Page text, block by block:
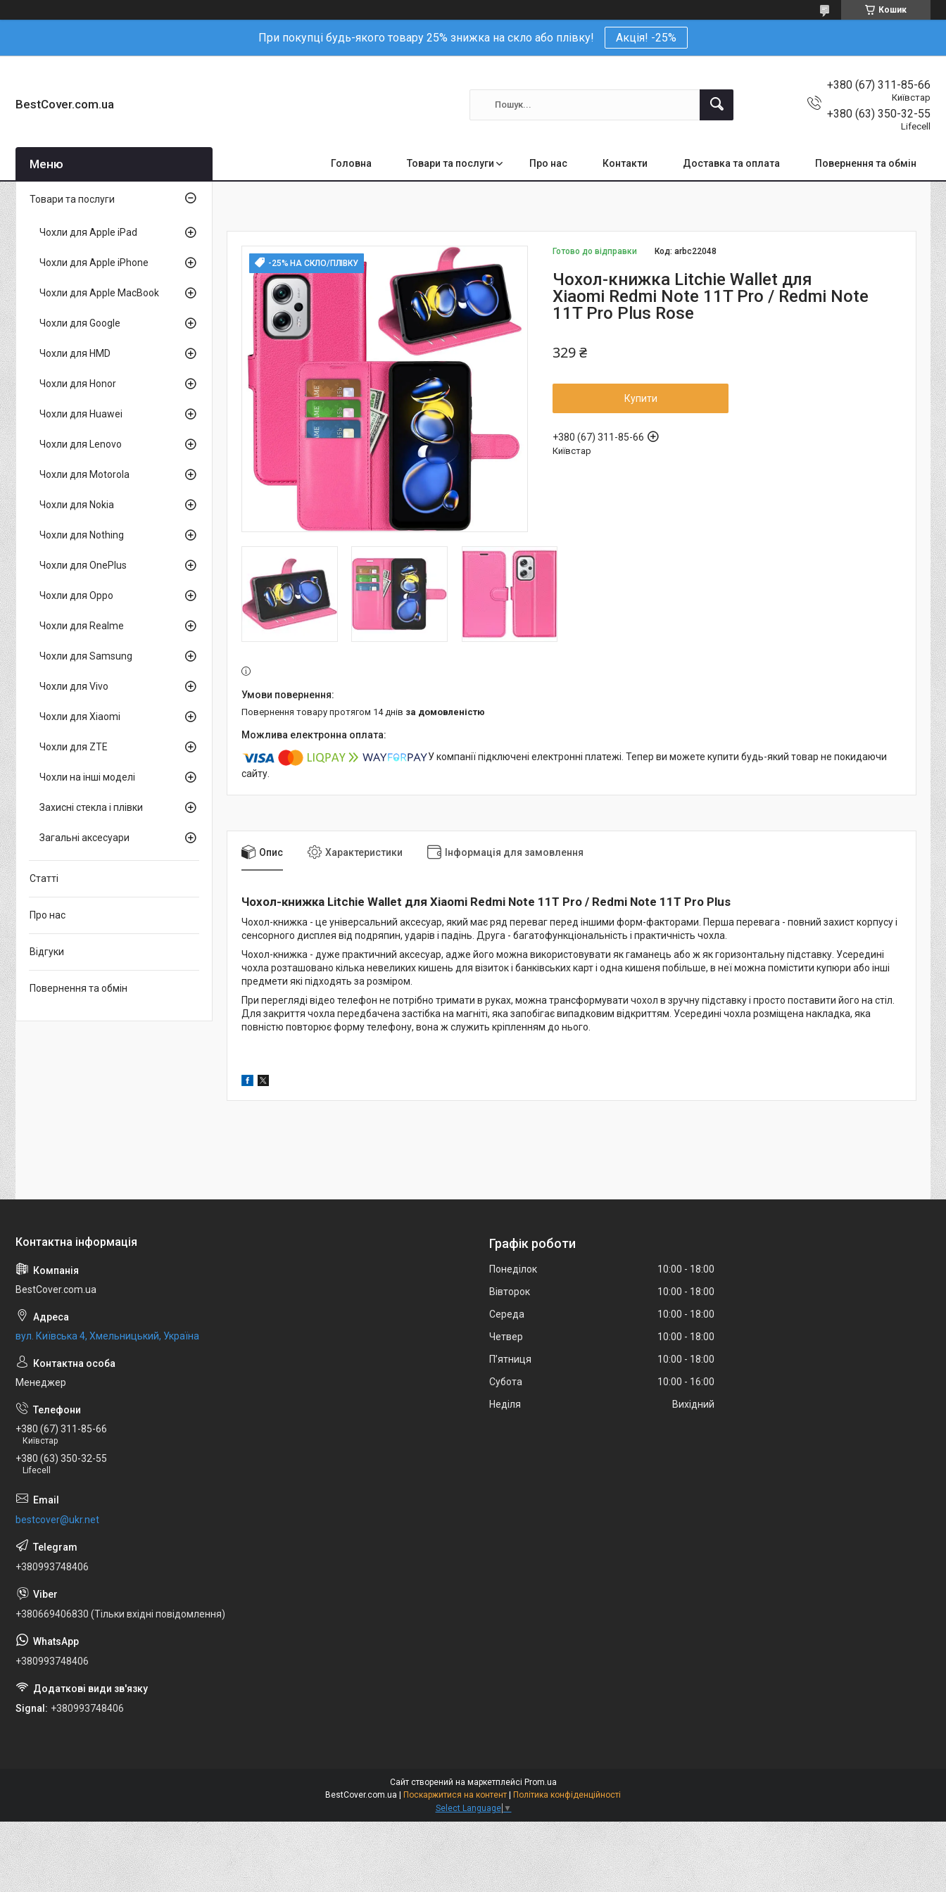
Кошик
При покупці будь-якого товару 25% знижка на скло або плівку! Акція! -25%
BestCover.com.ua
+380 (67) 311-85-66
Київстар
+380 (63) 350-32-55
Lifecell
Головна Товари та послуги Про нас Контакти Доставка та оплата Повернення та обмін
-25% НА СКЛО/ПЛІВКУ
Готово до відправки Код:arbc22048
Чохол-книжка Litchie Wallet для
Xiaomi Redmi Note 11T Pro / Redmi Note
11T Pro Plus Rose
329 ₴
Купити
+380 (67) 311-85-66
Київстар
повернення товару протягом 14 днів за домовленістю
У компанії підключені електронні платежі. Тепер ви можете купити будь-який товар не покидаючи
сайту.
Опис Характеристики Інформація для замовлення
Чохол-книжка Litchie Wallet для Xiaomi Redmi Note 11T Pro / Redmi Note 11T Pro Plus
Чохол-книжка - це універсальний аксесуар, який має ряд переваг перед іншими форм-факторами. Перша перевага - повний захист корпусу і
сенсорного дисплея від подряпин, ударів і падінь. Друга - багатофункціональність і практичність чохла.
Чохол-книжка - дуже практичний аксесуар, адже його можна використовувати як гаманець або ж як горизонтальну підставку. Усередині
чохла розташовано кілька невеликих кишень для візиток і банківських карт і одна кишеня побільше, в неї можна помістити купюри або інші
предмети які підходять за розміром.
При перегляді відео телефон не потрібно тримати в руках, можна трансформувати чохол в зручну підставку і просто поставити його на стіл.
Для закриття чохла передбачена застібка на магніті, яка запобігає випадковим відкриттям. Усередині чохла розміщена накладка, яка
повністю повторює форму телефону, вона ж служить кріпленням до нього.
Товари та послуги
Чохли для Apple iPad
Чохли для Apple iPhone
Чохли для Apple MacBook
Чохли для Google
Чохли для HMD
Чохли для Honor
Чохли для Huawei
Чохли для Lenovo
Чохли для Motorola
Чохли для Nokia
Чохли для Nothing
Чохли для OnePlus
Чохли для Oppo
Чохли для Realme
Чохли для Samsung
Чохли для Vivo
Чохли для Xiaomi
Чохли для ZTE
Чохли на інші моделі
Захисні стекла і плівки
Загальні аксесуари
Статті
Про нас
Відгуки
Повернення та обмін
BestCover.com.ua
вул. Київська 4, Хмельницький, Україна
Менеджер
+380 (67) 311-85-66
Київстар
+380 (63) 350-32-55
Lifecell
bestcover@ukr.net
+380993748406
+380669406830 (Тільки вхідні повідомлення)
+380993748406
Signal +380993748406
Графік роботи
Понеділок 10:00
18:00
Вівторок
10:00
18:00
Середа
10:00
18:00
Четвер
10:00
18:00
Пʼятниця
10:00
18:00
Субота
10:00
16:00
Неділя
Вихідний
Сайт створений на маркетплейсі Prom.ua
Поскаржитися на контент
Політика конфіденційності
Select Language ▼